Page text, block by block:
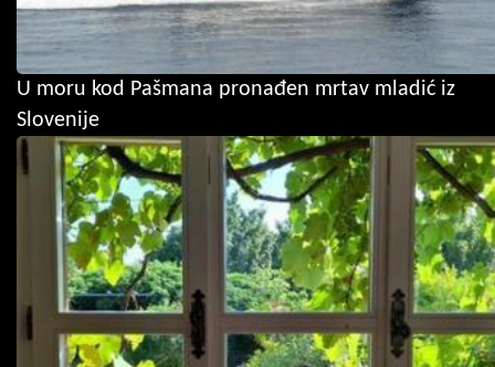
U moru kod Pašmana pronađen mrtav mladić iz
Slovenije